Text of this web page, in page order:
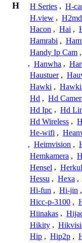
H H Series , H-
H.view ,
Hacon , Hai ,
Hamrabi ,
Handy Ip Cam ,
, Hanwha ,
Haustuer ,
Hawki ,
Hd , Hd
Hd Ipc , Hd
Hd Wireless ,
He-wifi ,
, Heimvision ,
Hemkamera ,
Hensel ,
Hessu , Hexa ,
Hi-fun , Hi-jin ,
Hicc-p-3100 ,
Hiinakas ,
Hikity ,
Hip , Hip2p ,